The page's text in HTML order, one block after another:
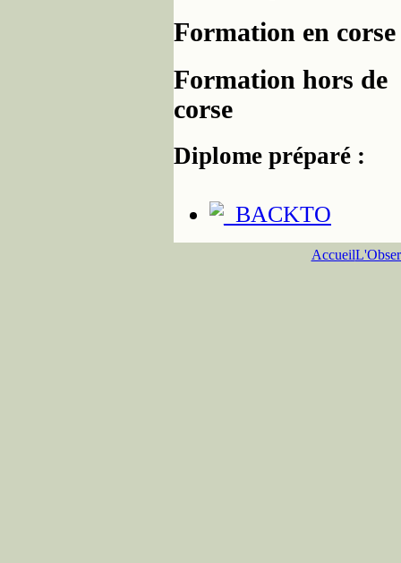
Formation en corse
Formation hors de
corse
Diplome préparé :
Accueil